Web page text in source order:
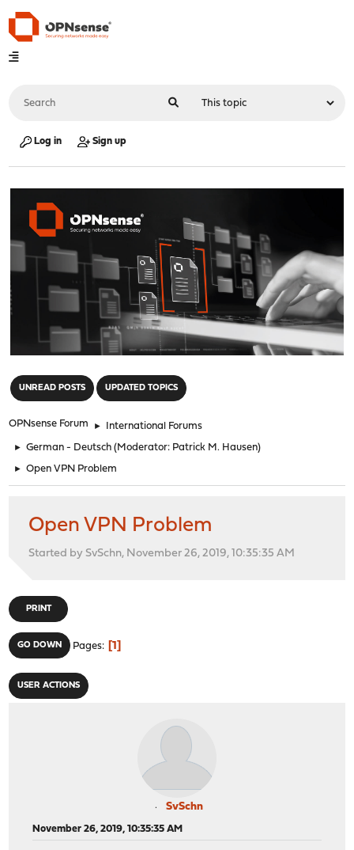
Log in Sign up
UNREAD POSTS UPDATED TOPICS
OPNsense Forum ► International Forums
► German - Deutsch (Moderator: Patrick M. Hausen)
► Open VPN Problem
Open VPN Problem
Started by SvSchn, November 26, 2019, 10:35:35 AM
PRINT
GO DOWN Pages 1
USER ACTIONS
SvSchn
November 26, 2019, 10:35:35 AM